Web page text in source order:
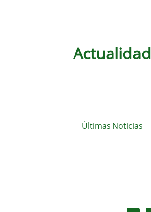
Actualidad
Últimas Noticias
imparable crecimiento hacia la